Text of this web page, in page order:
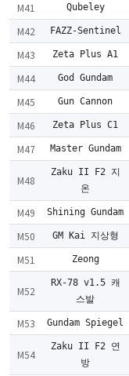
M41 Qubeley
M42 FAZZ-Sentinel
M43 Zeta Plus A1
M44 God Gundam
M45 Gun Cannon
M46 Zeta Plus C1
M47 Master Gundam
M48
Zaku II F2 지
온
M49 Shining Gundam
M50 GM Kai 지상형
M51 Zeong
M52
RX-78 v1.5 캐
스발
M53 Gundam Spiegel
M54
Zaku II F2 연
방